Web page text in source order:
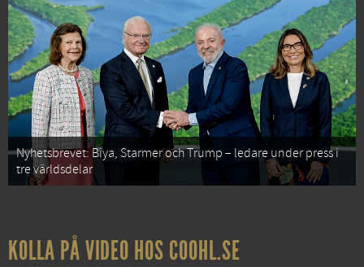
Nyhetsbrevet: Biya, Starmer och Trump – ledare under press i
tre världsdelar
KOLLA PÅ VIDEO HOS COOHL.SE